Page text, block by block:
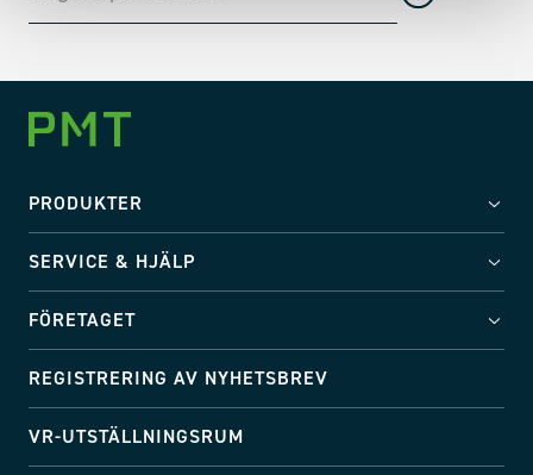
PRODUKTER
SERVICE & HJÄLP
FÖRETAGET
REGISTRERING AV NYHETSBREV
VR-UTSTÄLLNINGSRUM